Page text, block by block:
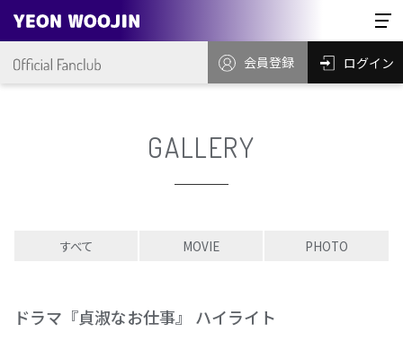
会員登録 ログイン
GALLERY
すべて MOVIE PHOTO
ドラマ『貞淑なお仕事』 ハイライト